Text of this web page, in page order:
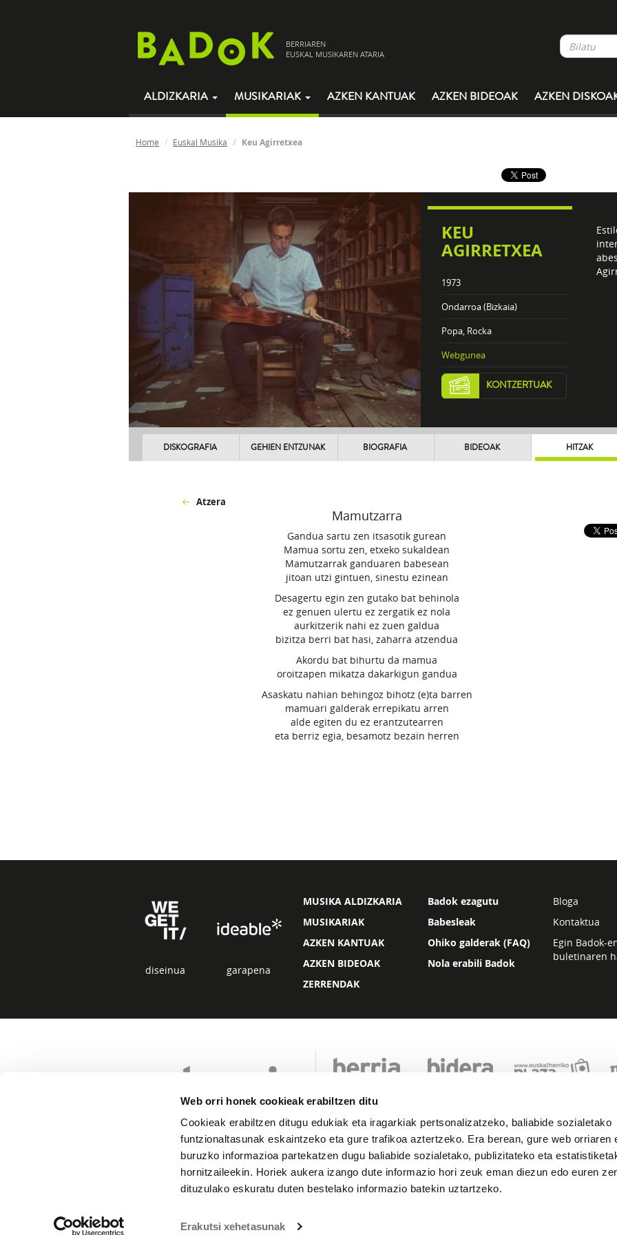
Web orri honek cookieak erabiltzen ditu
Cookieak erabiltzen ditugu edukiak eta iragarkiak pertsonalizatzeko, baliabide sozialetako
funtzionaltasunak eskaintzeko eta gure trafikoa aztertzeko. Era berean, gure web orriaren
buruzko informazioa partekatzen dugu baliabide sozialetako, publizitateko eta
hornitzaileekin. Horiek aukera izango dute informazio hori zeuk eman diezun edo euren
dituzulako eskuratu duten bestelako informazio batekin uztartzeko.
Erakutsi xehetasunak
BERRIAREN
EUSKAL MUSIKAREN ATARIA
ALDIZKARIA MUSIKARIAK AZKEN KANTUAK AZKEN BIDEOAK AZKEN
Home Euskal Musika Keu Agirretxea
KEU
AGIRRETXEA
1973
Ondarroa (Bizkaia)
Popa, Rocka
Webgunea
KONTZERTUAK
DISKOGRAFIA GEHIEN ENTZUNAK BIOGRAFIA BIDEOAK HITZAK
Atzera
Mamutzarra
Gandua sartu zen itsasotik gurean
Mamua sortu zen, etxeko sukaldean
Mamutzarrak ganduaren babesean
jitoan utzi gintuen, sinestu ezinean
Desagertu egin zen gutako bat behinola
ez genuen ulertu ez zergatik ez nola
aurkitzerik nahi ez zuen galdua
bizitza berri bat hasi, zaharra atzendua
Akordu bat bihurtu da mamua
oroitzapen mikatza dakarkigun gandua
Asaskatu nahian behingoz bihotz (e)ta barren
mamuari galderak errepikatu arren
alde egiten du ez erantzutearren
eta berriz egia, besamotz bezain herren
diseinua garapena
MUSIKA ALDIZKARIA
MUSIKARIAK
AZKEN KANTUAK
AZKEN BIDEOAK
ZERRENDAK
Badok ezagutu
Babesleak
Ohiko galderak (FAQ)
Nola erabili Badok
Bloga
Kontaktua
Egin Badok-
buletinaren
Lege oharra Pribatutasuna Cookie politika